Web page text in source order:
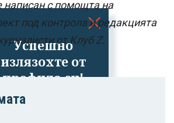
Успешно
излязохте от
профила си!
написан с помощта на
под контрола и редакцията
от Клуб Z.